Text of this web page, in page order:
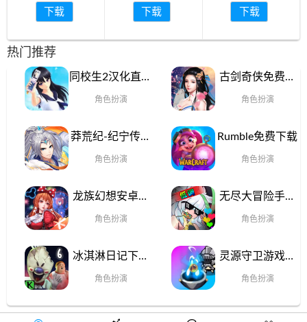
下载 下载 下载
热门推荐
同校生2汉化直装
角色扮演
古剑奇侠免费版
角色扮演
莽荒纪-纪宁传奇
角色扮演
Rumble免费下载
角色扮演
龙族幻想安卓版
角色扮演
无尽大冒险手机
角色扮演
冰淇淋日记下载
角色扮演
灵源守卫游戏手
角色扮演